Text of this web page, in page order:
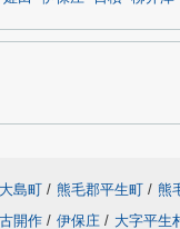
島町 / 熊毛郡平生町 / 熊
古開作 / 伊保庄 / 大字平生